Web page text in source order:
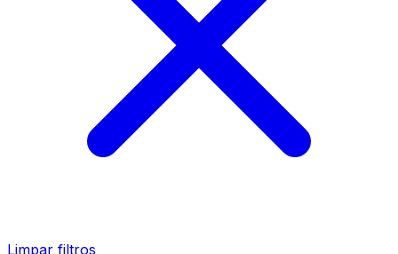
Limpar filtros